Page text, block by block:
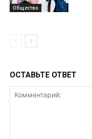
Общество
ОСТАВЬТЕ ОТВЕТ